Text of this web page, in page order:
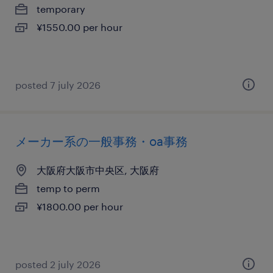
temporary
¥1550.00 per hour
posted 7 july 2026
メーカー系の一般事務・oa事務
大阪府大阪市中央区, 大阪府
temp to perm
¥1800.00 per hour
posted 2 july 2026